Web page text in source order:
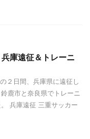
兵庫遠征＆トレーニ
２日間、兵庫県に遠征し
鹿市と奈良県でトレーニ
兵庫遠征 三重サッカー